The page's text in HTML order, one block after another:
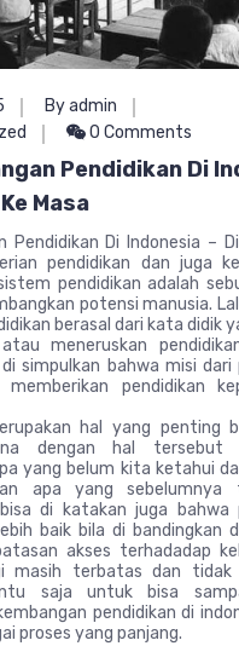
By admin
0 Comments
Pendidikan Di
Masa
Pendidikan Di Indonesia –
pendidikan dan juga
pendidikan adalah
potensi manusia.
berasal dari kata didik
meneruskan
simpulkan bahwa misi dari
pendidikan
hal yang penting
dengan hal tersebut
yang belum kita ketahui
apa yang sebelumnya
di katakan juga bahwa
baik bila di bandingkan
akses terhadadap
masih terbatas dan tidak
saja untuk bisa
pendidikan di
proses yang panjang.